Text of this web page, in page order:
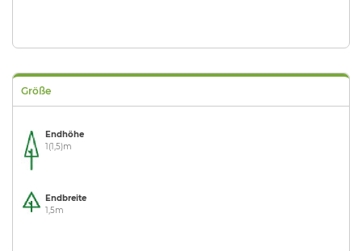
Größe
Endhöhe
1(1,5)m
Endbreite
1,5m